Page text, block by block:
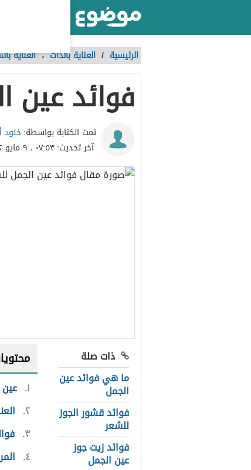
الرئيسية / العناية بالذات،العناية
فوائد عين
تمت الكتابة بواسطة:خلود
آخر تحديث:٠٧:٥٣ ، ٩ مايو ٢٠٢٢
ذات صلة
ما هي فوائد عين
الجمل
فوائد قشور الجوز
للشعر
فوائد زيت جوز
عين الجمل
١
٢
٣
٤